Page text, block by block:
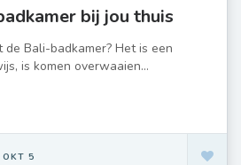
bij jou thuis
de Bali-badkamer? Het is een
is komen overwaaien...
OKT 5